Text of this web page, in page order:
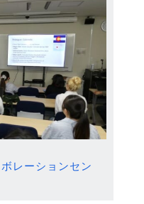
レーションセン